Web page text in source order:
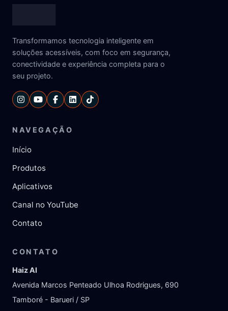
Transformamos tecnologia inteligente em
soluções acessíveis, com foco em segurança,
conectividade e experiência completa para o
seu projeto.
NAVEGAÇÃO
Início
Produtos
Aplicativos
Canal no YouTube
Contato
CONTATO
Haiz AI
Avenida Marcos Penteado Ulhoa Rodrigues, 690
Tamboré - Barueri / SP